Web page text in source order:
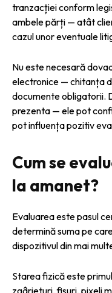
tranzacției conform
ambele părți — atât
cazul unor eventuale
Nu este necesară
electronice — chitanța
documente obligatorii.
prezenta — ele pot
pot influența pozitiv
Cum se
la amanet?
Evaluarea este pasul
determină suma pe
dispozitivul din mai
Starea fizică este
zgârieturi, fisuri, pixeli